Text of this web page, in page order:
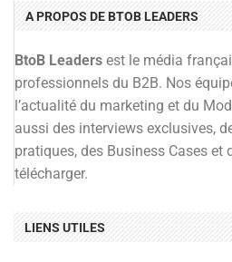
A PROPOS DE BTOB LEADERS
BtoB Leaders est le média
professionnels du B2B. Nos
l’actualité du marketing et du
aussi des interviews exclusives,
pratiques, des Business Cases et
télécharger.
LIENS UTILES